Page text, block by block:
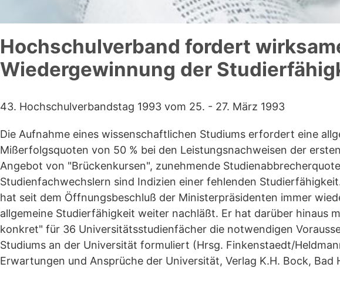
Hochschulverband fordert
Wiedergewinnung der
43. Hochschulverbandstag 1993 vom 25. - 27. März 1993
Die Aufnahme eines wissenschaftlichen Studiums erfordert eine
Mißerfolgsquoten von 50 % bei den Leistungsnachweisen der
Angebot von "Brückenkursen", zunehmende
Studienfachwechslern sind Indizien einer fehlenden
hat seit dem Öffnungsbeschluß der Ministerpräsidenten immer
allgemeine Studierfähigkeit weiter nachläßt. Er hat darüber hinaus
konkret" für 36 Universitätsstudienfächer die notwendigen
Studiums an der Universität formuliert (Hrsg. Finkenstaedt/
Erwartungen und Ansprüche der Universität, Verlag K.H. Bock, Bad